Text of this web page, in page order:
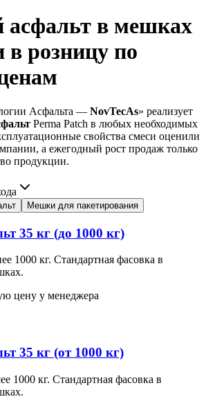
в мешках
в розницу по
Асфальта — NovTecAs» реализует
Perma Patch в любых необходимых
свойства смеси оценили
а ежегодный рост продаж только
продукции.
Мешки для пакетирования
35 кг (до 1000 кг)
1000 кг. Стандартная фасовка в
цену у менеджера
35 кг (от 1000 кг)
1000 кг. Стандартная фасовка в